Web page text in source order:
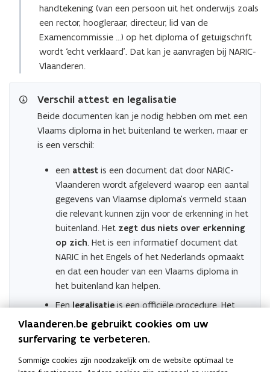
handtekening (van een persoon uit het onderwijs zoals
een rector, hoogleraar, directeur, lid van de
Examencommissie ...) op het diploma of getuigschrift
wordt ‘echt verklaard’. Dat kan je aanvragen bij NARIC-
Vlaanderen.
Verschil attest en legalisatie
Beide documenten kan je nodig hebben om met een
Vlaams diploma in het buitenland te werken, maar er
is een verschil:
een attest is een document dat door NARIC-
Vlaanderen wordt afgeleverd waarop een aantal
gegevens van Vlaamse diploma’s vermeld staan
die relevant kunnen zijn voor de erkenning in het
buitenland. Het zegt dus niets over erkenning
op zich. Het is een informatief document dat
NARIC in het Engels of het Nederlands opmaakt
en dat een houder van een Vlaams diploma in
het buitenland kan helpen.
Eenlegalisatieis een officiële procedure. Het
zegt niets over de authenticiteit van het
document, alleen over de
op staat
Vlaanderen.be gebruikt cookies om uw
surfervaring te verbeteren.
Sommige cookies zijn noodzakelijk om de website optimaal te